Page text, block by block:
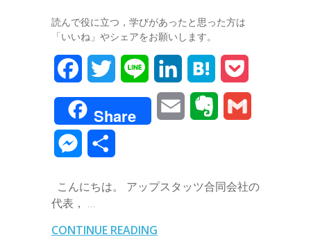
読んで役に立つ，学びがあったと思った方は
「いいね」やシェアをお願いします。
a
c
e
o
o
w
i
r
i
n
i
n
a
t
n
o
c
e
Share
i
r
i
s
こんにちは。 アップスタッツ合同会社の
代表， …
CONTINUE READING